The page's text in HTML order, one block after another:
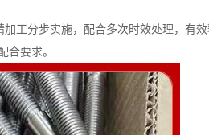
工分步实施，配合多次时效处理，有
合要求。